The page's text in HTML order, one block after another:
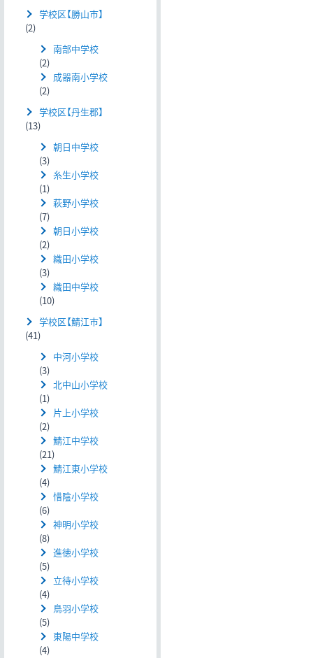
学校区【勝山市】
(2)
南部中学校
(2)
成器南小学校
(2)
学校区【丹生郡】
(13)
朝日中学校
(3)
糸生小学校
(1)
萩野小学校
(7)
朝日小学校
(2)
織田小学校
(3)
織田中学校
(10)
学校区【鯖江市】
(41)
中河小学校
(3)
北中山小学校
(1)
片上小学校
(2)
鯖江中学校
(21)
鯖江東小学校
(4)
惜陰小学校
(6)
神明小学校
(8)
進徳小学校
(5)
立待小学校
(4)
鳥羽小学校
(5)
東陽中学校
(4)